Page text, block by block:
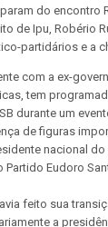
do encontro
de Ipu, Robério
partidários e a
com a ex-
tem
durante um
de figuras
nacional do
Eudoro
feito sua
a